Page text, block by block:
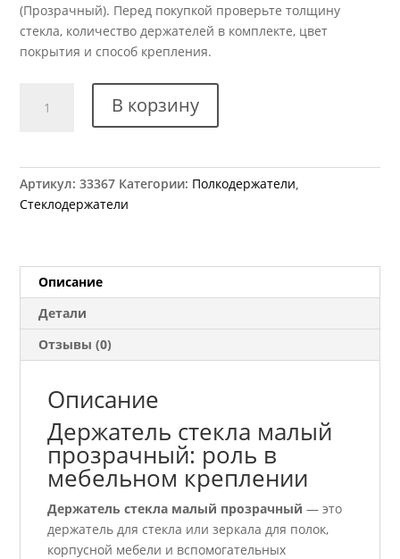
(Прозрачный). Перед покупкой проверьте толщину
стекла, количество держателей в комплекте, цвет
покрытия и способ крепления.
товара
прозрачный
В корзину
Артикул:33367 Категории: Полкодержатели
Стеклодержатели
Описание
Детали
Отзывы (0)
Описание
Держатель стекла малый
прозрачный: роль в
мебельном креплении
Держатель стекла малый прозрачный — это
держатель для стекла или зеркала для полок,
корпусной мебели и вспомогательных